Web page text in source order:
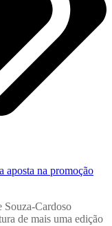
na promoção
Cardoso
de mais uma edição